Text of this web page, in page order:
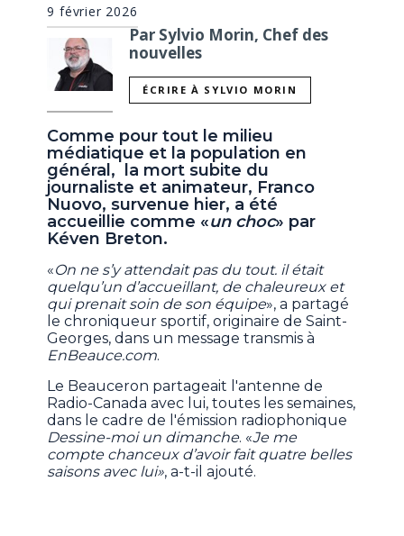
9 février 2026
Par Sylvio Morin, Chef des
nouvelles
ÉCRIRE À SYLVIO MORIN
Comme pour tout le milieu
médiatique et la population en
général, la mort subite du
journaliste et animateur, Franco
Nuovo, survenue hier, a été
accueillie comme «un choc» par
Kéven Breton.
«On ne s’y attendait pas du tout. il était
quelqu’un d’accueillant, de chaleureux et
qui prenait soin de son équipe», a partagé
le chroniqueur sportif, originaire de Saint-
Georges, dans un message transmis à
EnBeauce.com.
Le Beauceron partageait l'antenne de
Radio-Canada avec lui, toutes les semaines,
dans le cadre de l'émission radiophonique
Dessine-moi un dimanche. «Je me
compte chanceux d’avoir fait quatre belles
saisons avec lui», a-t-il ajouté.